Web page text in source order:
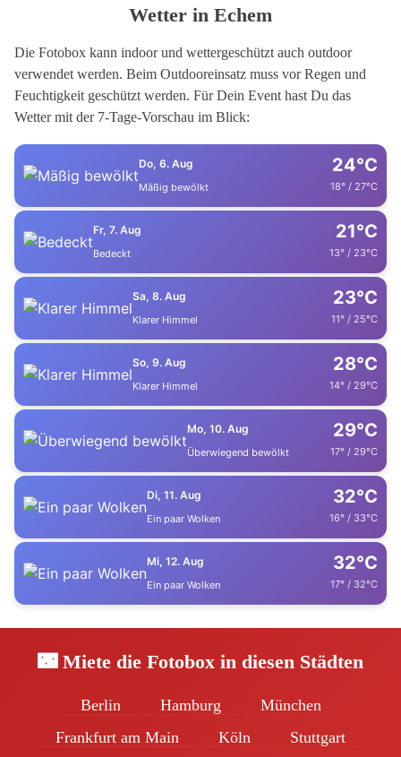
Wetter in Echem
Die Fotobox kann indoor und wettergeschützt auch outdoor
verwendet werden. Beim Outdooreinsatz muss vor Regen und
Feuchtigkeit geschützt werden. Für Dein Event hast Du das
Wetter mit der 7-Tage-Vorschau im Blick:
Do, 6. Aug
Mäßig bewölkt
24°C
18° / 27°C
Fr, 7. Aug
Bedeckt
21°C
13° / 23°C
Sa, 8. Aug
Klarer Himmel
23°C
11° / 25°C
So, 9. Aug
Klarer Himmel
28°C
14° / 29°C
Mo, 10. Aug
Überwiegend bewölkt
29°C
17° / 29°C
Di, 11. Aug
Ein paar Wolken
32°C
16° / 33°C
Mi, 12. Aug
Ein paar Wolken
32°C
17° / 32°C
🌃 Miete die Fotobox in diesen Städten
Berlin Hamburg
München
Frankfurt am Main
Köln Stuttgart